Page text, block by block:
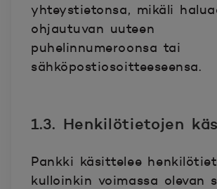
yhteystietonsa, mikäli
ohjautuvan uuteen
puhelinnumeroonsa tai
sähköpostiosoitteeseensa.
1.3. Henkilötietojen
Pankki käsittelee
kulloinkin voimassa olevan